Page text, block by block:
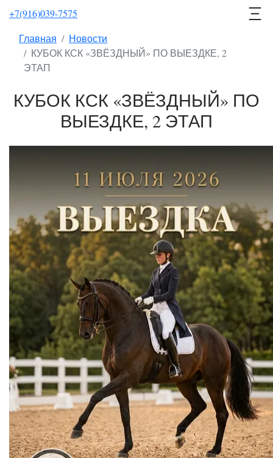
+7(916)039-7575
Главная
Новости
КУБОК КСК «ЗВЁЗДНЫЙ» ПО ВЫЕЗДКЕ, 2
ЭТАП
КУБОК КСК «ЗВЁЗДНЫЙ» ПО
ВЫЕЗДКЕ, 2 ЭТАП